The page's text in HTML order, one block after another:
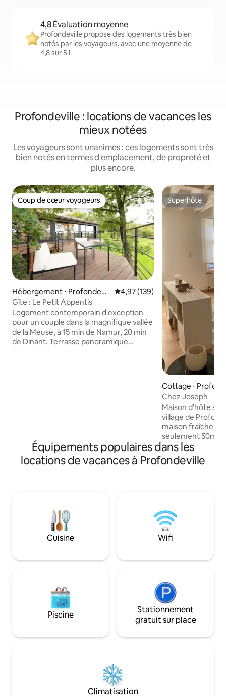
4,8 Évaluation moyenne
Profondeville propose des logements très bien
notés par les voyageurs, avec une moyenne de
4,8 sur 5 !
Profondeville : locations de vacances les
mieux notées
Les voyageurs sont unanimes : ces logements sont très
bien notés en termes d'emplacement, de propreté et
plus encore.
Coup de cœur voyageurs
Coup de cœur voyageurs
Hébergement ⋅ Profondevill
e
Évaluation moyenne sur la
4,97 (139)
Gîte : Le Petit Appentis
Logement contemporain d'exception
pour un couple dans la magnifique vallée
de la Meuse, à 15 min de Namur, 20 min
de Dinant. Terrasse panoramique
Superhôte
Superhôte
Cottage ⋅
Chez Joseph
Maison d'hôte
village de
maison
seulement 50m de la
située entre
idéal pour
Meuse. Maison
congélateur,
(Dolce Gusto ).
chambre +salle
Équipements populaires dans les
locations de vacances à Profondeville
Cuisine Wifi
Piscine
Stationnement
gratuit sur place
Climatisation